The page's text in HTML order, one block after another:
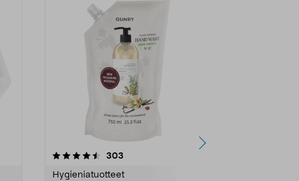
303
Hygieniatuotteet
4.5 viidestä